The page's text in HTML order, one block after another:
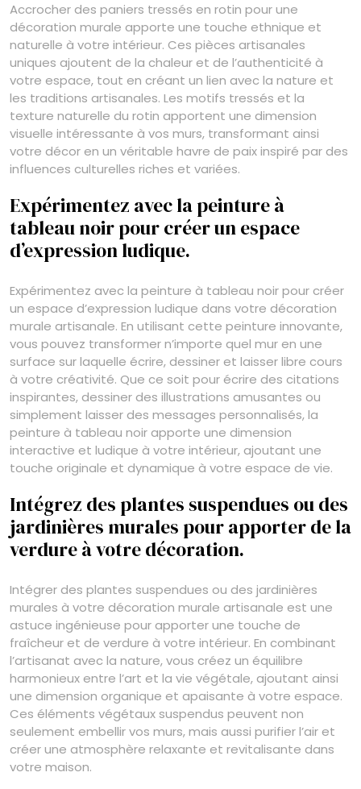
Accrocher des paniers tressés en rotin pour une
décoration murale apporte une touche ethnique et
naturelle à votre intérieur. Ces pièces artisanales
uniques ajoutent de la chaleur et de l’authenticité à
votre espace, tout en créant un lien avec la nature et
les traditions artisanales. Les motifs tressés et la
texture naturelle du rotin apportent une dimension
visuelle intéressante à vos murs, transformant ainsi
votre décor en un véritable havre de paix inspiré par des
influences culturelles riches et variées.
Expérimentez avec la peinture à
tableau noir pour créer un espace
d’expression ludique.
Expérimentez avec la peinture à tableau noir pour créer
un espace d’expression ludique dans votre décoration
murale artisanale. En utilisant cette peinture innovante,
vous pouvez transformer n’importe quel mur en une
surface sur laquelle écrire, dessiner et laisser libre cours
à votre créativité. Que ce soit pour écrire des citations
inspirantes, dessiner des illustrations amusantes ou
simplement laisser des messages personnalisés, la
peinture à tableau noir apporte une dimension
interactive et ludique à votre intérieur, ajoutant une
touche originale et dynamique à votre espace de vie.
Intégrez des plantes suspendues ou des
jardinières murales pour apporter de la
verdure à votre décoration.
Intégrer des plantes suspendues ou des jardinières
murales à votre décoration murale artisanale est une
astuce ingénieuse pour apporter une touche de
fraîcheur et de verdure à votre intérieur. En combinant
l’artisanat avec la nature, vous créez un équilibre
harmonieux entre l’art et la vie végétale, ajoutant ainsi
une dimension organique et apaisante à votre espace.
Ces éléments végétaux suspendus peuvent non
seulement embellir vos murs, mais aussi purifier l’air et
créer une atmosphère relaxante et revitalisante dans
votre maison.